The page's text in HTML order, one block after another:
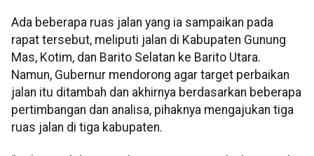
Ada beberapa ruas jalan yang ia sampaikan pada
rapat tersebut, meliputi jalan di Kabupaten Gunung
Mas, Kotim, dan Barito Selatan ke Barito Utara.
Namun, Gubernur mendorong agar target perbaikan
jalan itu ditambah dan akhirnya berdasarkan beberapa
pertimbangan dan analisa, pihaknya mengajukan tiga
ruas jalan di tiga kabupaten.